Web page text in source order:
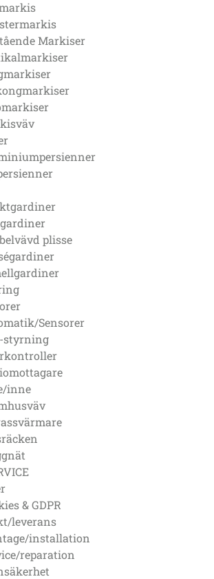
Markiser
plisse
Sensorer
styrning
inne
& GDPR
leverans
installation
reparation